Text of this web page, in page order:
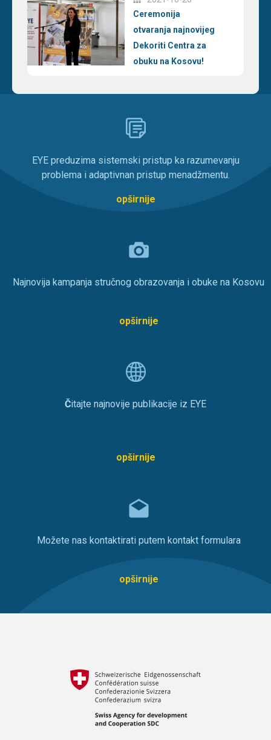
Ceremonija
otvaranja najnovijeg
Dekoriti Centra za
obuku na Kosovu!
EYE preduzima sistemski pristup ka razumevanju
problema i adaptivnan pristup menadžmentu.
opširnije
Najnovija kampanja stručnog obrazovanja i obuke na Kosovu
opširnije
Čitajte najnovije publikacije iz EYE
opširnije
Možete nas kontaktirati putem kontakt formulara
opširnije